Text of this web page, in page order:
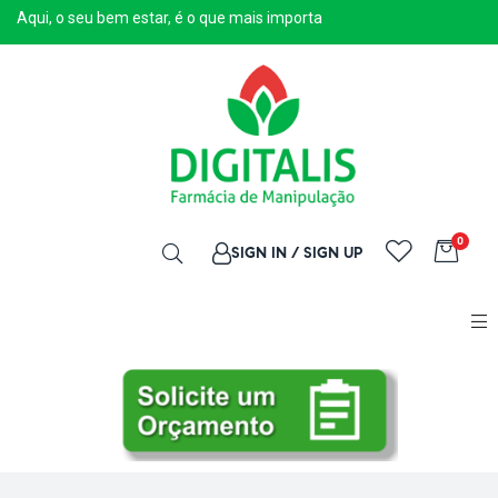
Aqui, o seu bem estar, é o que mais importa
SIGN IN / SIGN UP
0